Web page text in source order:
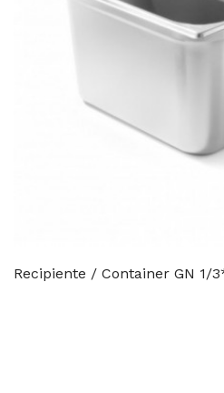
Recipiente / Container GN 1/